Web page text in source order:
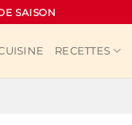
SAISON
RECETTES